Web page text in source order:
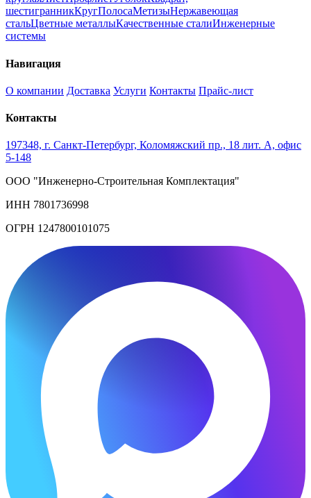
шестигранникКругПолосаМетизыНержавеющая
стальЦветные металлыКачественные сталиИнженерные
системы
Навигация
О компании Доставка Услуги Контакты Прайс-лист
Контакты
197348, г. Санкт-Петербург, Коломяжский пр., 18 лит. А, офис
5-148
ООО "Инженерно-Строительная Комплектация"
ИНН 7801736998
ОГРН 1247800101075